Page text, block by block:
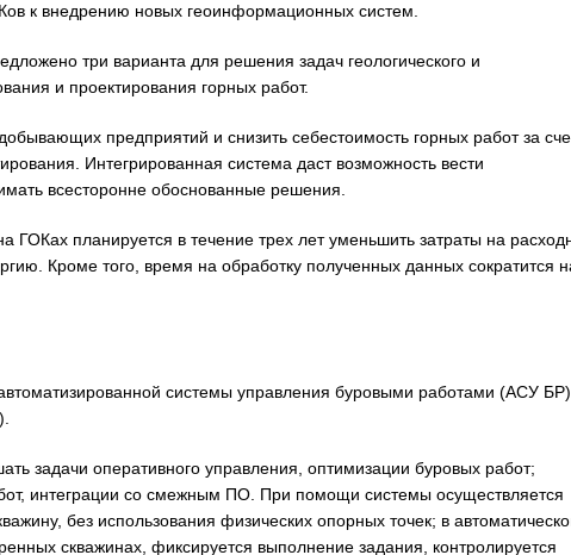
к внедрению новых геоинформационных систем.
три варианта для решения задач геологического и
и проектирования горных работ.
предприятий и снизить себестоимость горных работ за
Интегрированная система даст возможность вести
всесторонне обоснованные решения.
ГОКах планируется в течение трех лет уменьшить затраты на
Кроме того, время на обработку полученных данных сократится
системы управления буровыми работами (АСУ
задачи оперативного управления, оптимизации буровых работ;
интеграции со смежным ПО. При помощи системы осуществляется
без использования физических опорных точек; в
скважинах, фиксируется выполнение задания, контролируется